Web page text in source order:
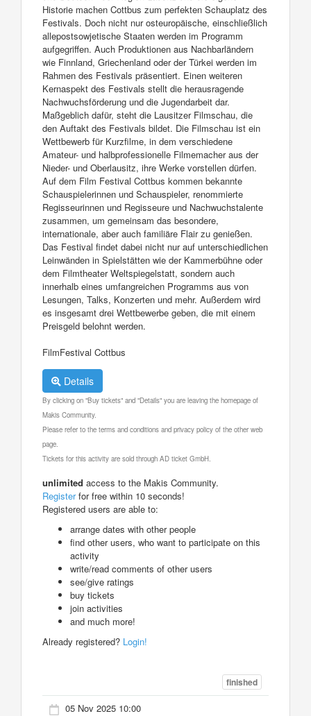
Historie machen Cottbus zum perfekten Schauplatz des
Festivals. Doch nicht nur osteuropäische, einschließlich
allepostsowjetische Staaten werden im Programm
aufgegriffen. Auch Produktionen aus Nachbarländern
wie Finnland, Griechenland oder der Türkei werden im
Rahmen des Festivals präsentiert. Einen weiteren
Kernaspekt des Festivals stellt die herausragende
Nachwuchsförderung und die Jugendarbeit dar.
Maßgeblich dafür, steht die Lausitzer Filmschau, die
den Auftakt des Festivals bildet. Die Filmschau ist ein
Wettbewerb für Kurzfilme, in dem verschiedene
Amateur- und halbprofessionelle Filmemacher aus der
Nieder- und Oberlausitz, ihre Werke vorstellen dürfen.
Auf dem Film Festival Cottbus kommen bekannte
Schauspielerinnen und Schauspieler, renommierte
Regisseurinnen und Regisseure und Nachwuchstalente
zusammen, um gemeinsam das besondere,
internationale, aber auch familiäre Flair zu genießen.
Das Festival findet dabei nicht nur auf unterschiedlichen
Leinwänden in Spielstätten wie der Kammerbühne oder
dem Filmtheater Weltspiegelstatt, sondern auch
innerhalb eines umfangreichen Programms aus von
Lesungen, Talks, Konzerten und mehr. Außerdem wird
es insgesamt drei Wettbewerbe geben, die mit einem
Preisgeld belohnt werden.
FilmFestival Cottbus
Details
By clicking on "Buy tickets" and "Details" you are leaving the homepage of
Makis Community.
Please refer to the terms and conditions and privacy policy of the other web
page.
Tickets for this activity are sold through AD ticket GmbH.
unlimited access to the Makis Community.
Registerfor free within 10 seconds!
Registered users are able to:
arrange dates with other people
find other users, who want to participate on this
activity
write/read comments of other users
see/give ratings
buy tickets
join activities
and much more!
Already registered? Login!
finished
05 Nov 2025 10:00